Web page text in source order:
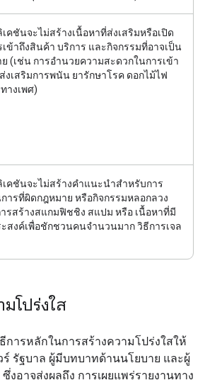
คชันจะไม่สร้างเนื้อหาที่ส่งเสริมหรือเปิด
เข้าถึงสินค้า บริการ และกิจกรรมที่อาจเป็น
(เช่น การอำนวยความสะดวกในการเข้า
งเสริมการพนัน ยารักษาโรค ดอกไม้ไฟ
างเพศ)
คชันจะไม่สร้างคำแนะนำสำหรับการ
ารที่ผิดกฎหมาย หรือกิจกรรมหลอกลวง
รสร้างสแกมฟิชชิง สแปม หรือ เนื้อหาที่มี
สงค์เพื่อชักชวนคนจำนวนมาก วิธีการเจล
โปร่งใส
การหลักในการสร้างความโปร่งใสให้
รัฐบาล ผู้มีบทบาทด้านนโยบาย และผู้
อาจส่งผลถึง การเผยแพร่รายงานทาง